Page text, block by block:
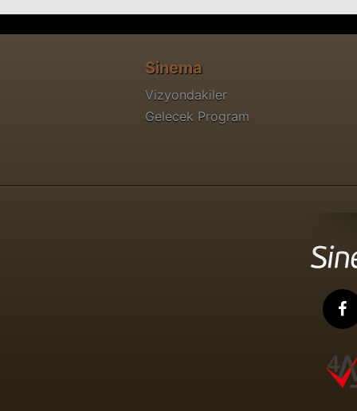
Sinema
Vizyondakiler
Gelecek Program